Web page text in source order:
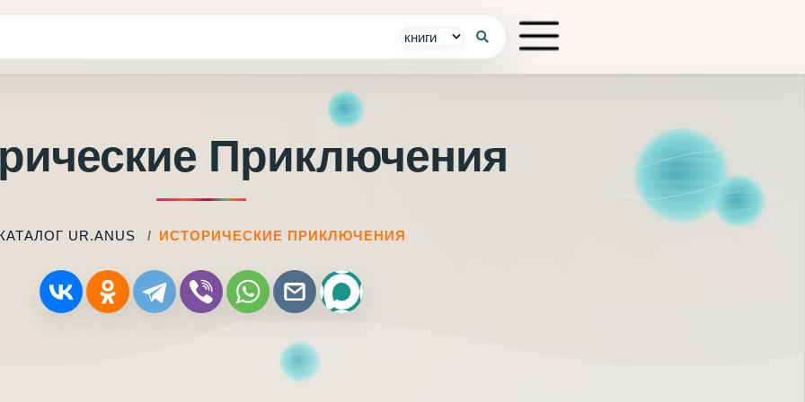
Приключения
UR.ANUS ИСТОРИЧЕСКИЕ ПРИКЛЮЧЕНИЯ